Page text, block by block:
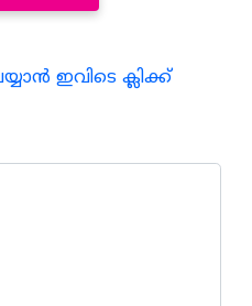
ഇവിടെ ക്ലിക്ക്